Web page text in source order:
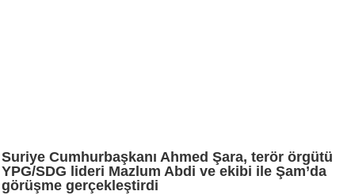
Suriye Cumhurbaşkanı Ahmed Şara, terör örgütü
YPG/SDG lideri Mazlum Abdi ve ekibi ile Şam’da
görüşme gerçekleştirdi